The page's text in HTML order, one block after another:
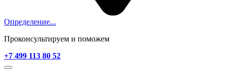
Определение...
Проконсультируем и поможем
+7 499 113 80 52